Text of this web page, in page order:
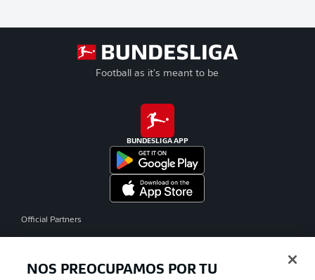
Football as it's meant to be
BUNDESLIGA APP
Official Partners
NOS PREOCUPAMOS POR TU